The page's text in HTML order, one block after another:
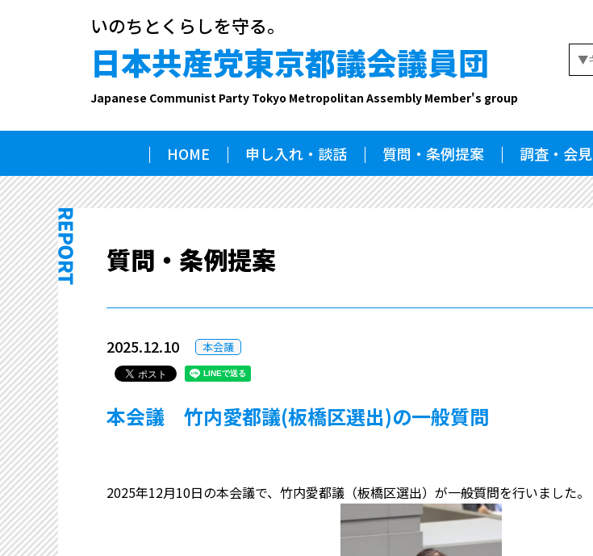
いのちとくらしを守る。
日本共産党東京都議会議員団
Japanese Communist Party Tokyo Metropolitan Assembly Member's group
HOME 申し入れ・談話 質問・条例提案 調査・会見
質問・条例提案
2025.12.10 本会議
本会議 竹内愛都議(板橋区選出)の一般質問
2025年12月10日の本会議で、竹内愛都議（板橋区選出）が一般質問を行いました。